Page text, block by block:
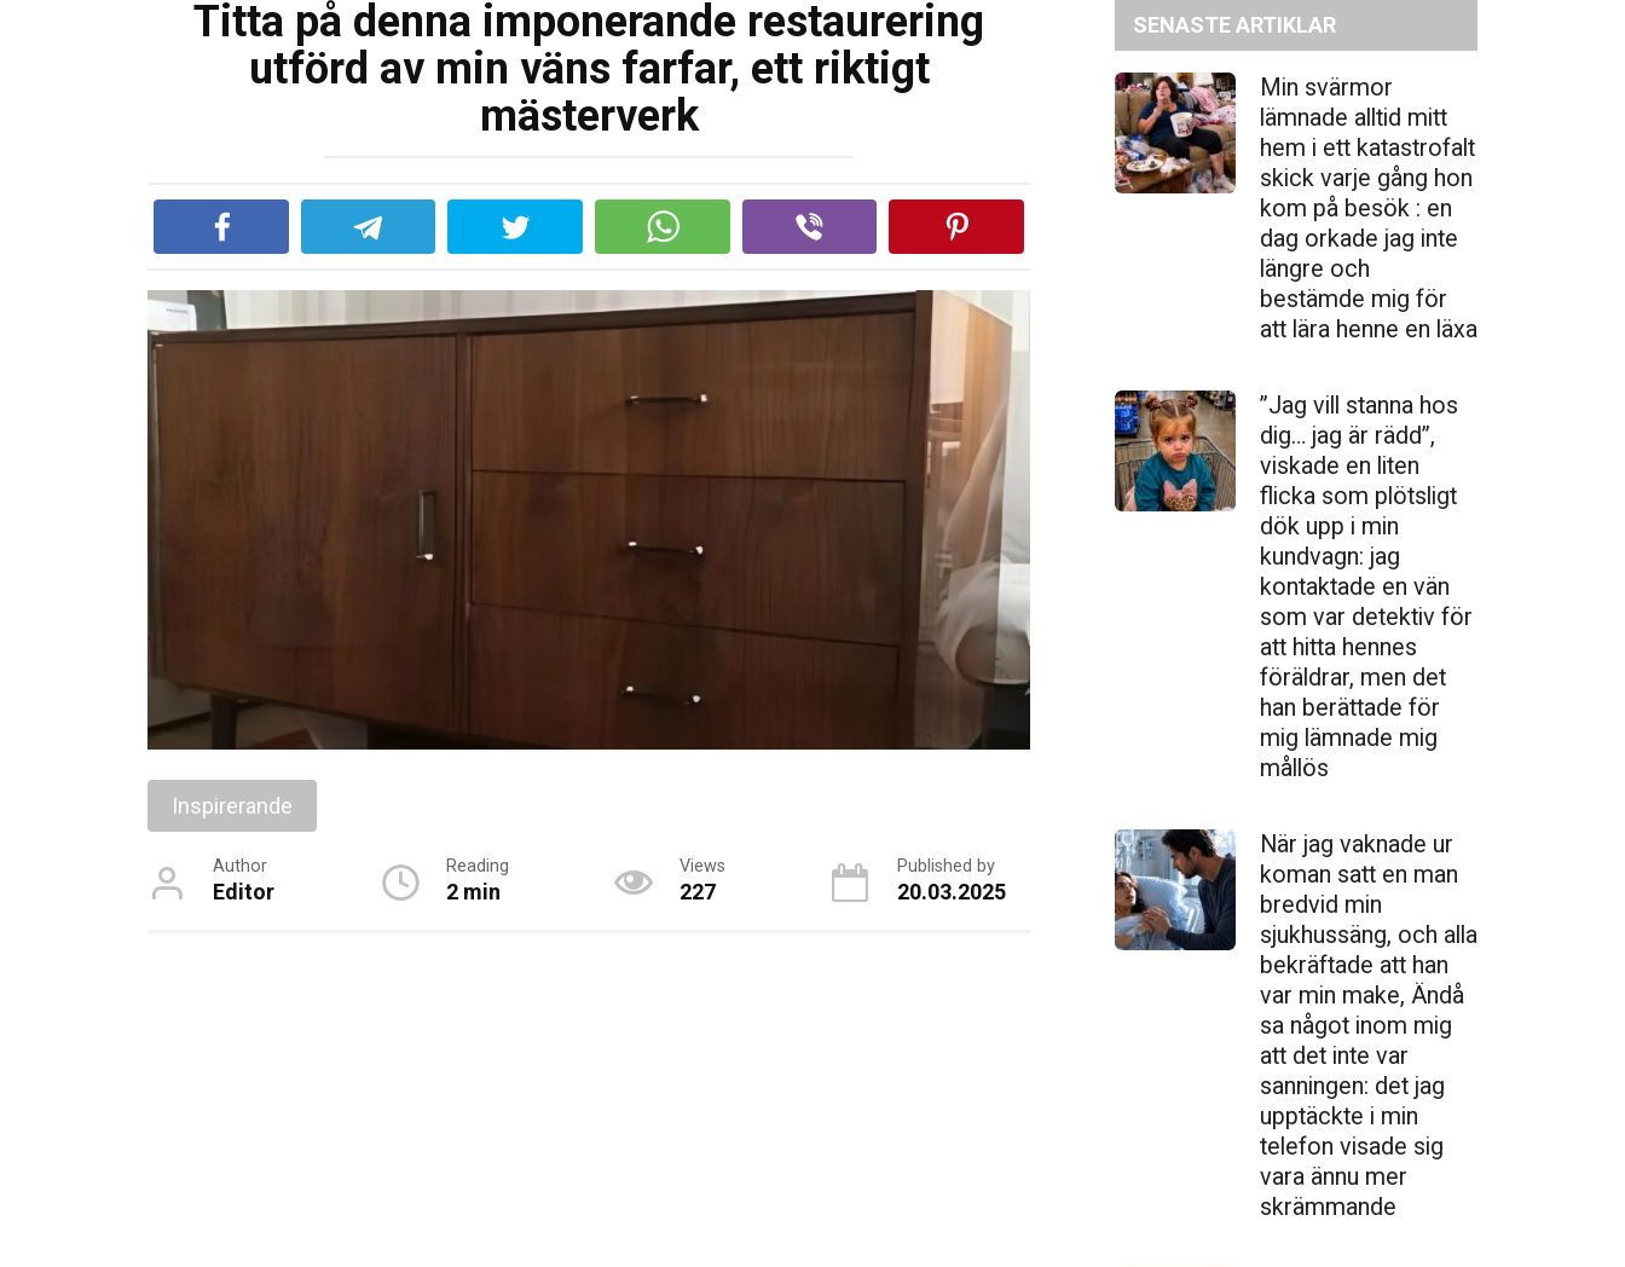
Titta på denna imponerande restaurering
utförd av min väns farfar, ett riktigt
mästerverk
Inspirerande
Author
Editor
Reading
2 min
Views
227
Published by
20.03.2025
SENASTE ARTIKLAR
Min svärmor
lämnade alltid mitt
hem i ett katastrofalt
skick varje gång hon
kom på besök : en
dag orkade jag inte
längre och
bestämde mig för
att lära henne en läxa
”Jag vill stanna hos
dig… jag är rädd”,
viskade en liten
flicka som plötsligt
dök upp i min
kundvagn: jag
kontaktade en vän
som var detektiv för
att hitta hennes
föräldrar, men det
han berättade för
mig lämnade mig
mållös
När jag vaknade ur
koman satt en man
bredvid min
sjukhussäng, och alla
bekräftade att han
var min make, Ändå
sa något inom mig
att det inte var
sanningen: det jag
upptäckte i min
telefon visade sig
vara ännu mer
skrämmande